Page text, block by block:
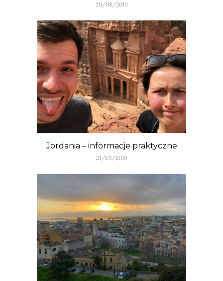
20/08/2019
Jordania – informacje praktyczne
21/03/2019